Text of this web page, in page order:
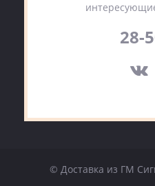
28-
© Доставка из ГМ